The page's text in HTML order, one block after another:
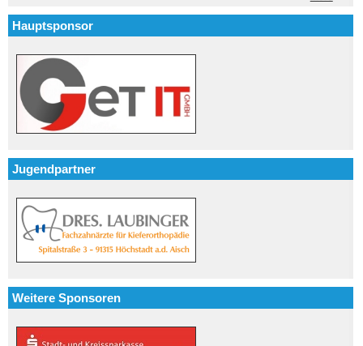
Hauptsponsor
Jugendpartner
Weitere Sponsoren